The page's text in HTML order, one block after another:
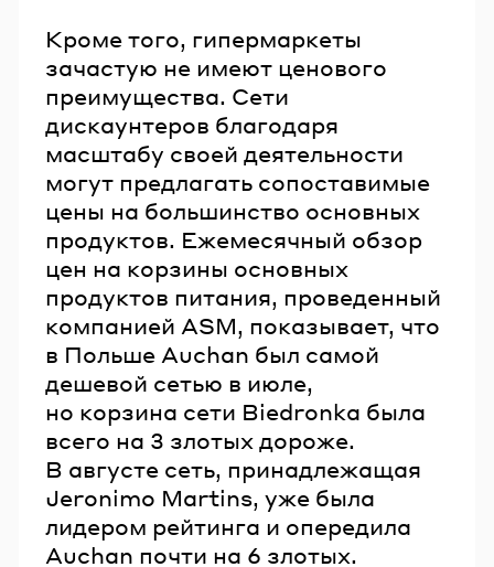
Кроме того, гипермаркеты
зачастую не имеют ценового
преимущества. Сети
дискаунтеров благодаря
масштабу своей деятельности
могут предлагать сопоставимые
цены на большинство основных
продуктов. Ежемесячный обзор
цен на корзины основных
продуктов питания, проведенный
компанией ASM, показывает, что
в Польше Auchan был самой
дешевой сетью в июле,
но корзина сети Biedronka была
всего на 3 злотых дороже.
В августе сеть, принадлежащая
Jeronimo Martins, уже была
лидером рейтинга и опередила
Auchan почти на 6 злотых.